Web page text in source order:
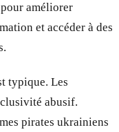
améliorer
et accéder à des
typique. Les
abusif.
pirates ukrainiens